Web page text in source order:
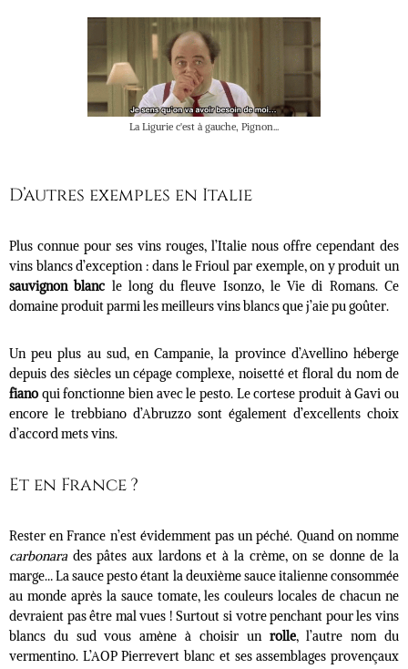
La Ligurie c'est à gauche, Pignon...
D’autres exemples en Italie
Plus connue pour ses vins rouges, l’Italie nous offre cependant des
vins blancs d’exception : dans le Frioul par exemple, on y produit un
sauvignon blanc le long du fleuve Isonzo, le Vie di Romans. Ce
domaine produit parmi les meilleurs vins blancs que j’aie pu goûter.
Un peu plus au sud, en Campanie, la province d’Avellino héberge
depuis des siècles un cépage complexe, noisetté et floral du nom de
fianoqui fonctionne bien avec le pesto. Le cortese produit à Gavi ou
encore le trebbiano d’Abruzzo sont également d’excellents choix
d’accord mets vins.
Et en France ?
Rester en France n’est évidemment pas un péché. Quand on nomme
carbonarades pâtes aux lardons et à la crème, on se donne de la
marge… La sauce pesto étant la deuxième sauce italienne consommée
au monde après la sauce tomate, les couleurs locales de chacun ne
devraient pas être mal vues ! Surtout si votre penchant pour les vins
blancs du sud vous amène à choisir un rolle, l’autre nom du
vermentino. L’AOP Pierrevert blanc et ses assemblages provençaux